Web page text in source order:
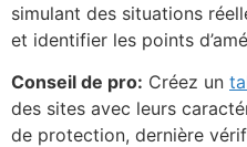
simulant des situations
et identifier les points
Conseil de pro: Créez un
des sites avec leurs
de protection, dernière